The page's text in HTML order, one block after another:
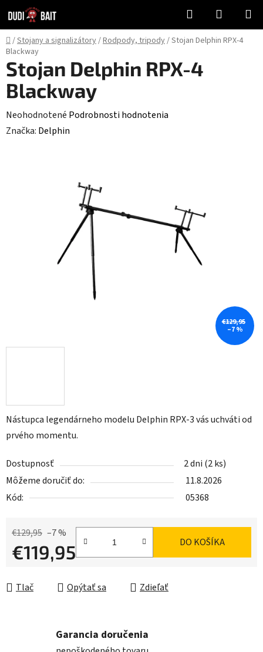
na
obsah
Hľadať
KOŠÍK
Domov
/Stojany a signalizátory/Rodpody, tripody/Stojan Delphin RPX-4
Blackway
Nástupca legendárneho modelu Delphin RPX-3 vás uchváti od
prvého momentu.
Dostupnosť 2 dni (2 ks)
Môžeme doručiť do:
11.8.2026
Kód:
05368
€129,95 –7 %
€119,95 DO KOŠÍKA
Tlač Opýtať sa Zdieľať
Stojan Delphin RPX-4
Blackway
Priemerné
hodnotenie
Neohodnotené Podrobnosti hodnotenia
Značka: Delphin
€129,95
–7 %
Garancia doručenia